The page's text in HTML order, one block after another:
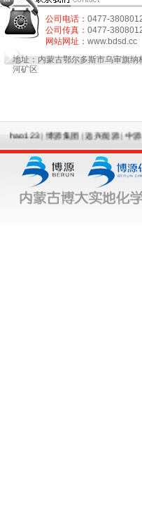
公司电话： 0477-
公司传真： 0477-
网站网址： www.bdsd.cc
地址：内蒙古鄂尔多斯市乌审旗纳
河矿区
|博源集团|远兴能源|中源化学